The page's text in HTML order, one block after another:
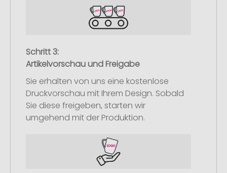
Schritt 3:
Artikelvorschau und Freigabe
Sie erhalten von uns eine kostenlose
Druckvorschau mit Ihrem Design. Sobald
Sie diese freigeben, starten wir
umgehend mit der Produktion.